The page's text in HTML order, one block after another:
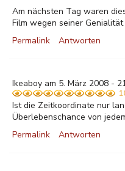
Am nächsten Tag waren
Film wegen seiner Genialität
Permalink
Antworten
Ikeaboy am 5. März 2008 -
Ist die Zeitkoordinate nur
Überlebenschance von
Permalink
Antworten